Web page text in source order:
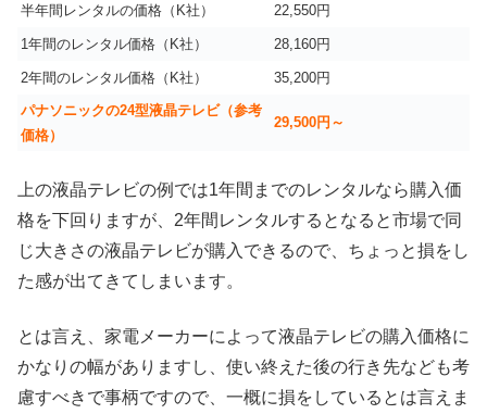
半年間レンタルの価格（K社） 22,550円
1年間のレンタル価格（K社） 28,160円
2年間のレンタル価格（K社）
35,200円
パナソニックの24型液晶テレビ（参考
価格）
29,500円～
上の液晶テレビの例では1年間までのレンタルなら購入価
格を下回りますが、2年間レンタルするとなると市場で同
じ大きさの液晶テレビが購入できるので、ちょっと損をし
た感が出てきてしまいます。
とは言え、家電メーカーによって液晶テレビの購入価格に
かなりの幅がありますし、使い終えた後の行き先なども考
慮すべきで事柄ですので、一概に損をしているとは言えま